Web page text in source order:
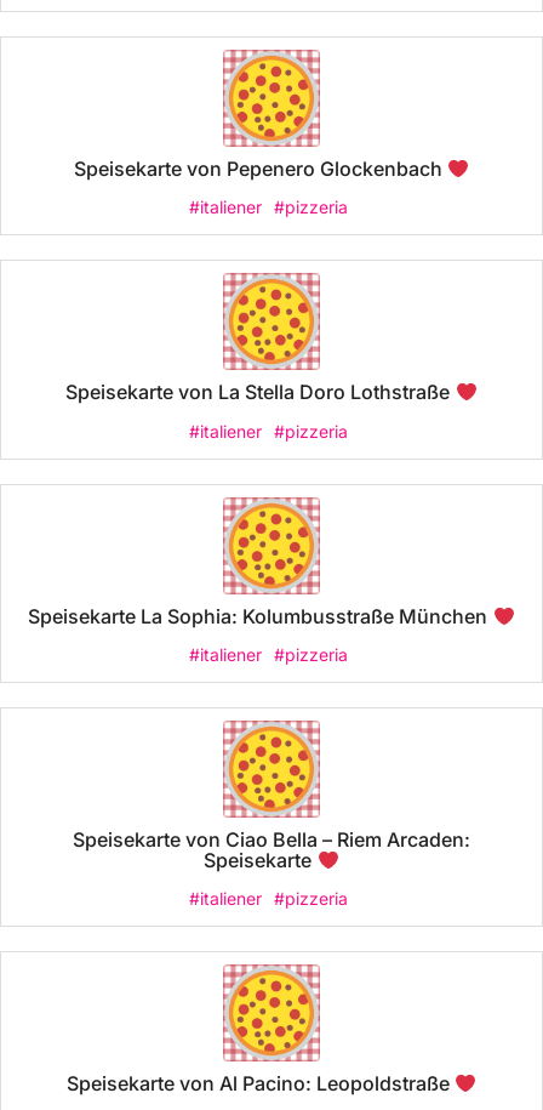
Speisekarte von Pepenero Glockenbach
#italiener #pizzeria
Speisekarte von La Stella Doro Lothstraße
#italiener #pizzeria
Speisekarte La Sophia: Kolumbusstraße München
#italiener #pizzeria
Speisekarte von Ciao Bella – Riem Arcaden:
Speisekarte
#italiener #pizzeria
Speisekarte von Al Pacino: Leopoldstraße